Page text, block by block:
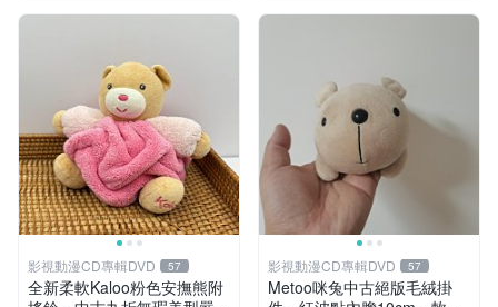
影視動漫CD專輯DVD 57
全新柔軟Kaloo粉色安撫熊附
影視動漫CD專輯DVD 57
Metoo咪兔中古絕版毛絨掛